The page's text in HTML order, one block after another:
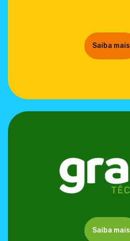
Saiba mais
Saiba mais